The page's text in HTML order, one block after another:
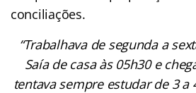
conciliações.
“Trabalhava de segunda a
Saía de casa às 05h30 e
tentava sempre estudar de 3 a